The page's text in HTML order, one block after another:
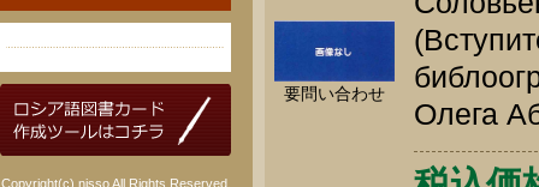
Copyright(c) nisso All Rights Reserved.
要問い合わせ
Олега